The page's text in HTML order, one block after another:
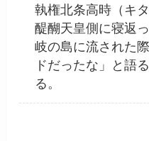
執権北条高時（キ
醍醐天皇側に寝返
岐の島に流された
ドだったな」と語
る。